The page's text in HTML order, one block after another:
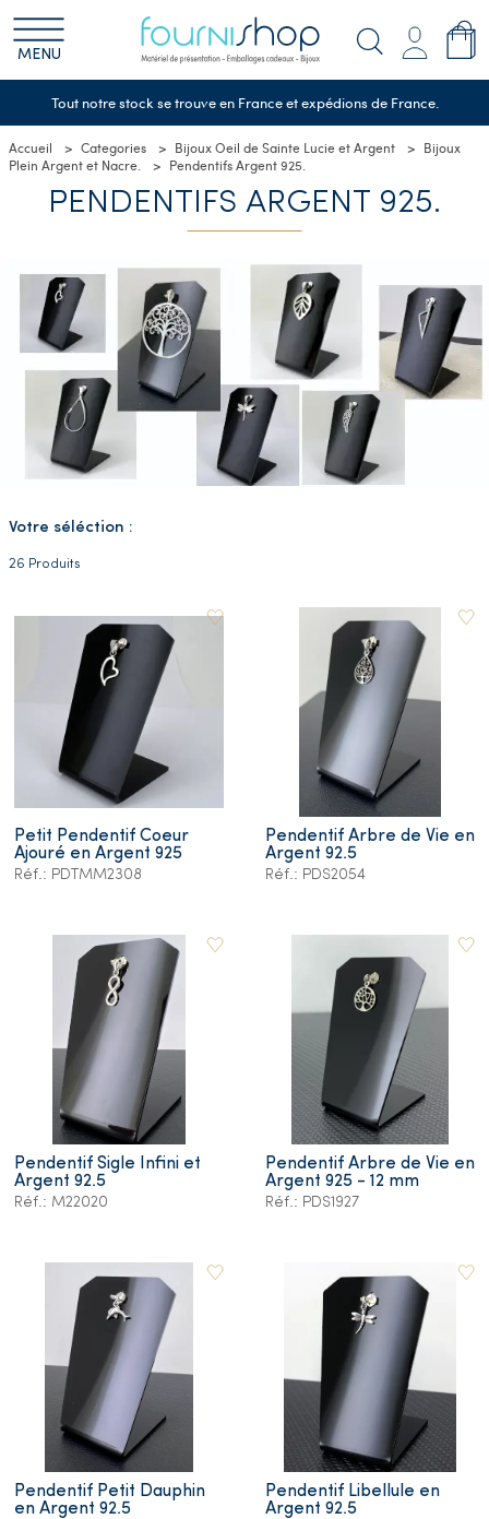
MENU
Tout notre stock se trouve en France et expédions de France.
Accueil Categories Bijoux Oeil de Sainte Lucie et Argent
Bijoux
Plein Argent et Nacre.
Pendentifs Argent 925.
PENDENTIFS ARGENT 925.
Votre séléction :
26 Produits
Petit Pendentif Coeur
Ajouré en Argent 925
Réf.: PDTMM2308
Pendentif Arbre de Vie en
Argent 92.5
Réf.: PDS2054
Pendentif Sigle Infini et
Argent 92.5
Réf.: M22020
Pendentif Arbre de Vie en
Argent 925 - 12 mm
Réf.: PDS1927
Pendentif Petit Dauphin
en Argent 92.5
Pendentif Libellule en
Argent 92.5